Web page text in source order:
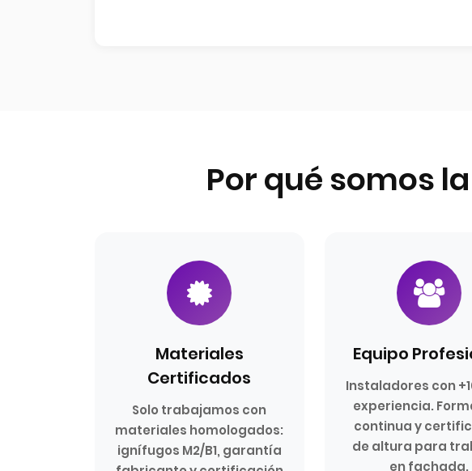
Por qué somos
Materiales
Certificados
Solo trabajamos con
materiales homologados:
ignífugos M2/B1, garantía
Equipo
Instaladores con
experiencia.
continua y
de altura para
en fachada.